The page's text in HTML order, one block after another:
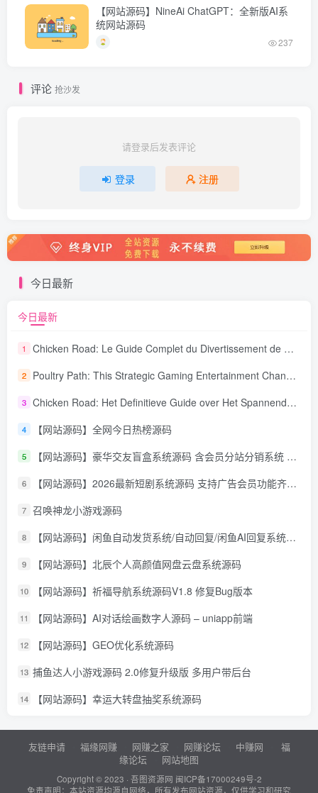
【网站源码】NineAi ChatGPT：全新版AI系
统网站源码
237
评论 抢沙发
请登录后发表评论
登录 注册
今日最新
今日最新
1 Chicken Road: Le Guide Complet du Divertissement de Maison de Jeu Stratégique
2 Poultry Path: This Strategic Gaming Entertainment Changing Sequence Forecasting
3 Chicken Road: Het Definitieve Guide over Het Spannende Gokspel
4 【网站源码】全网今日热榜源码
5 【网站源码】豪华交友盲盒系统源码 含会员分站分销系统 可易支付
6 【网站源码】2026最新短剧系统源码 支持广告会员功能齐全短剧源码
7 召唤神龙小游戏源码
8 【网站源码】闲鱼自动发货系统/自动回复/闲鱼AI回复系统源码
9 【网站源码】北辰个人高颜值网盘云盘系统源码
10 【网站源码】祈福导航系统源码V1.8 修复Bug版本
11 【网站源码】AI对话绘画数字人源码 – uniapp前端
12 【网站源码】GEO优化系统源码
13 捕鱼达人小游戏源码 2.0修复升级版 多用户带后台
14 【网站源码】幸运大转盘抽奖系统源码
友链申请 福缘网赚 网赚之家 网赚论坛 中赚网
福
缘论坛
网站地图
Copyright © 2023 · 吾图资源网 闽ICP备17000249号-2
免责声明：本站资源均源自网络，所有发布网站资源，仅供学习和研究